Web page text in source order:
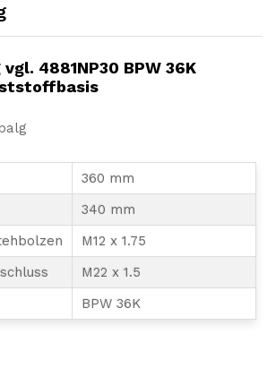
4881NP30 BPW 36K
360 mm
340 mm
M12 x 1.75
M22 x 1.5
BPW 36K